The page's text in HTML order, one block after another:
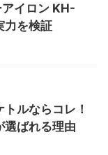
イロン KH-
力を検証
ルならコレ！
選ばれる理由